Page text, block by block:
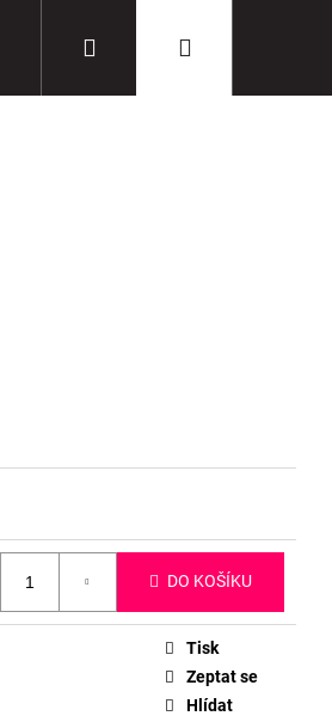
Přihlášení
DO KOŠÍKU
Tisk
Zeptat se
Hlídat